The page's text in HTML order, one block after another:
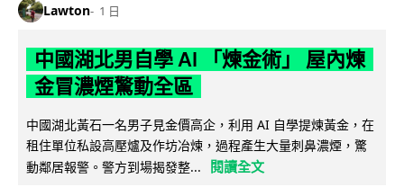
Lawton 1 日
中國湖北男自學 AI 「煉金術」 屋內煉
金冒濃煙驚動全區
中國湖北黃石一名男子見金價高企，利用 AI 自學提煉黃金，在
租住單位私設高壓爐及作坊冶煉，過程產生大量刺鼻濃煙，驚
動鄰居報警。警方到場揭發整...
閱讀全文